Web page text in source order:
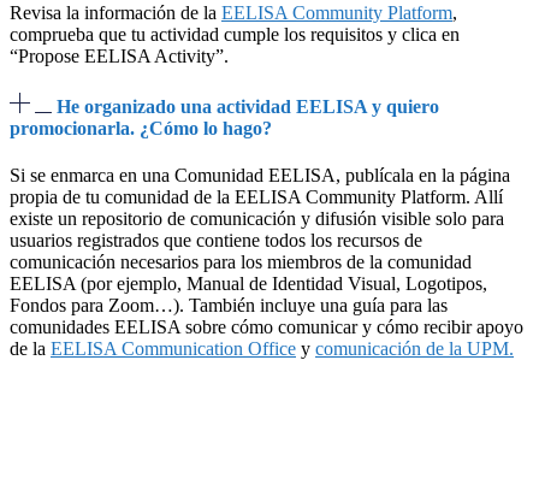
Revisa la información de la EELISA Community Platform,
comprueba que tu actividad cumple los requisitos y clica en
“Propose EELISA Activity”.
He organizado una actividad EELISA y quiero
promocionarla. ¿Cómo lo hago?
Si se enmarca en una Comunidad EELISA, publícala en la página
propia de tu comunidad de la EELISA Community Platform. Allí
existe un repositorio de comunicación y difusión visible solo para
usuarios registrados que contiene todos los recursos de
comunicación necesarios para los miembros de la comunidad
EELISA (por ejemplo, Manual de Identidad Visual, Logotipos,
Fondos para Zoom…). También incluye una guía para las
comunidades EELISA sobre cómo comunicar y cómo recibir apoyo
de la EELISA Communication Office y comunicación de la UPM.